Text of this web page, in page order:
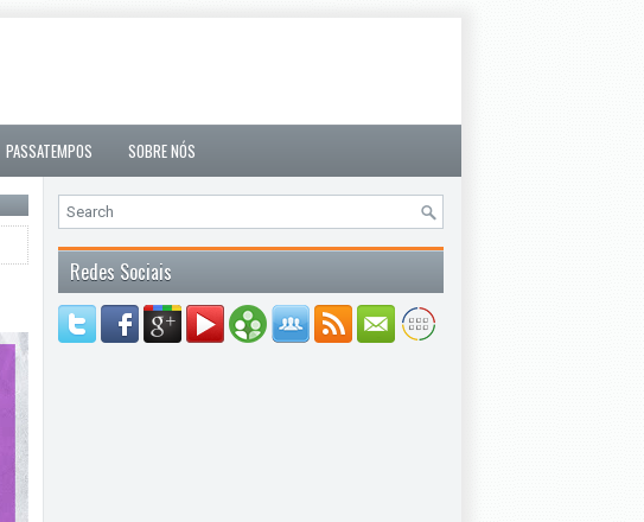
PASSATEMPOS SOBRE NÓS
Redes Sociais